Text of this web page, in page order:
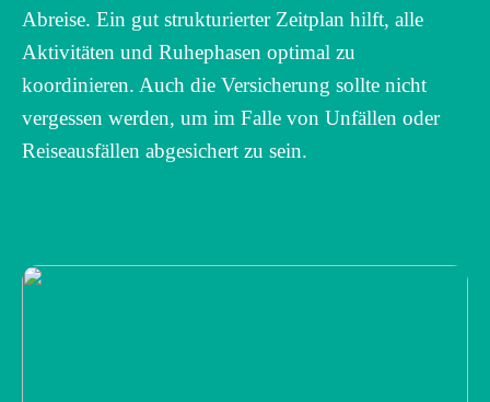
Abreise. Ein gut strukturierter Zeitplan hilft, alle
Aktivitäten und Ruhephasen optimal zu
koordinieren. Auch die Versicherung sollte nicht
vergessen werden, um im Falle von Unfällen oder
Reiseausfällen abgesichert zu sein.